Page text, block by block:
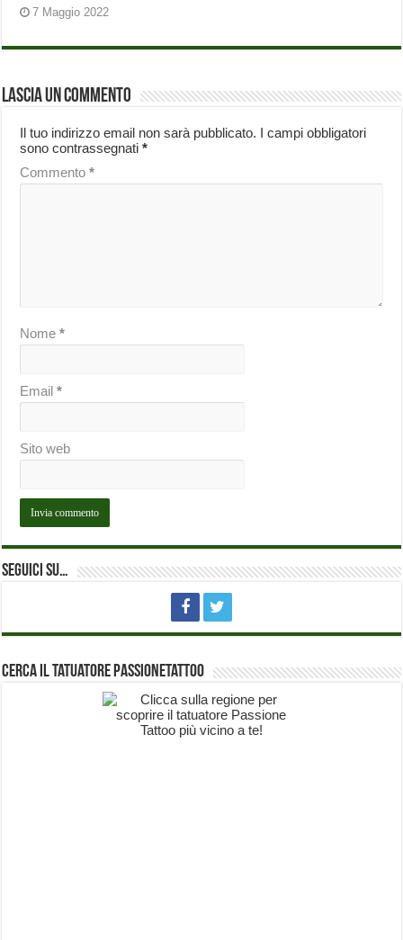
7 Maggio 2022
Lascia un commento
Il tuo indirizzo email non sarà pubblicato. I campi obbligatori
sono contrassegnati*
Commento*
Nome*
Email*
Sito web
Seguici su…
Cerca il Tatuatore PassioneTattoo